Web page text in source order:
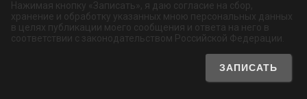
Нажимая кнопку «Записать», я даю согласие на сбор,
хранение и обработку указанных мною персональных данных
в целях публикации моего сообщения и ответа на него в
соответствии с законодательством Российской Федерации.